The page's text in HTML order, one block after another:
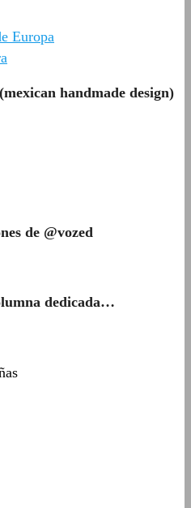
Europa
handmade design)
de @vozed
dedicada…